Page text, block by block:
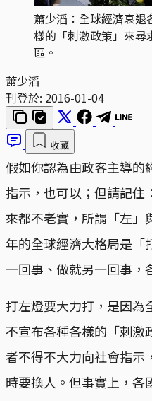
蕭少滔：全球經濟衰
樣的「刺激政策」來尋
區。
蕭少滔
刊登於: 2016-01-04
收藏
假如你認為由政客主導的
指示，也可以；但請記住
來都不老實，所謂「左」
年的全球經濟大格局是「
一回事、做就另一回事，
打左燈要大力打，是因為
不宣布各種各樣的「刺激
者不得不大力向社會指示
時要換人。但事實上，各